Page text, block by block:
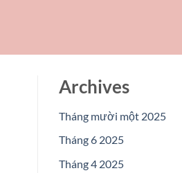
Archives
Tháng mười một 2025
Tháng 6 2025
Tháng 4 2025